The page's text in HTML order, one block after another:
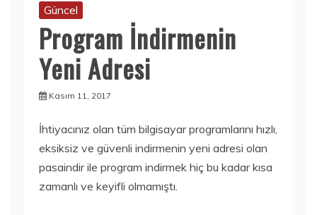
Güncel
Program İndirmenin
Yeni Adresi
Kasım 11, 2017
İhtiyacınız olan tüm bilgisayar programlarını hızlı,
eksiksiz ve güvenli indirmenin yeni adresi olan
pasaindir ile program indirmek hiç bu kadar kısa
zamanlı ve keyifli olmamıştı.